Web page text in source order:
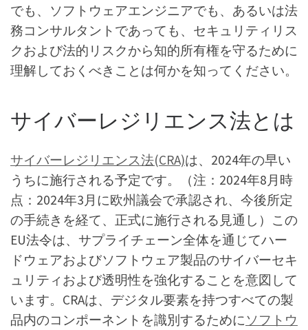
でも、ソフトウェアエンジニアでも、あるいは法
務コンサルタントであっても、セキュリティリス
クおよび法的リスクから知的所有権を守るために
理解しておくべきことは何かを知ってください。
サイバーレジリエンス法とは
サイバーレジリエンス法(CRA)は、2024年の早い
うちに施行される予定です。（注：2024年8月時
点：2024年3月に欧州議会で承認され、今後所定
の手続きを経て、正式に施行される見通し）この
EU法令は、サプライチェーン全体を通じてハー
ドウェアおよびソフトウェア製品のサイバーセキ
ュリティおよび透明性を強化することを意図して
います。CRAは、デジタル要素を持つすべての製
品内のコンポーネントを識別するためにソフトウ